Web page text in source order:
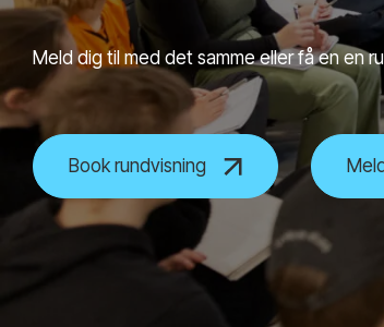
Meld dig til med det samme eller få en en
Book rundvisning